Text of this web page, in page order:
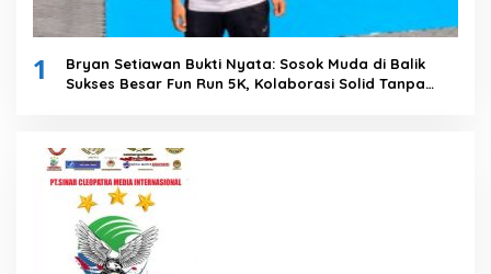
1
Bryan Setiawan Bukti Nyata: Sosok Muda di Balik
Sukses Besar Fun Run 5K, Kolaborasi Solid Tanpa